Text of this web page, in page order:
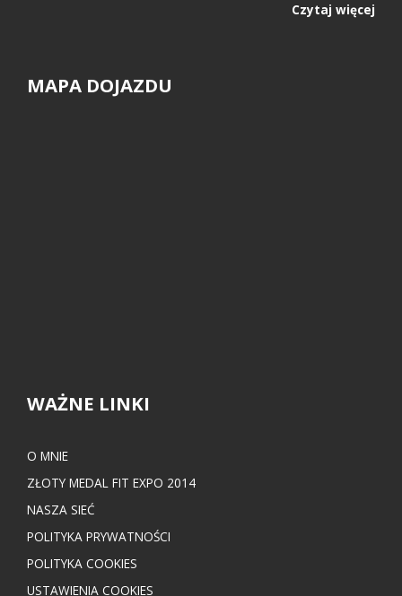
Czytaj więcej
MAPA DOJAZDU
WAŻNE LINKI
O MNIE
ZŁOTY MEDAL FIT EXPO 2014
NASZA SIEĆ
POLITYKA PRYWATNOŚCI
POLITYKA COOKIES
USTAWIENIA COOKIES